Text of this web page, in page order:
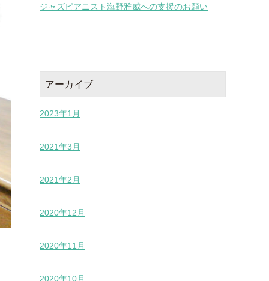
ジャズピアニスト海野雅威への支援のお願い
アーカイブ
2023年1月
2021年3月
2021年2月
2020年12月
2020年11月
2020年10月